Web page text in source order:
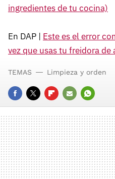
ingredientes de tu cocina)
En DAP | Este es el error
vez que usas tu freidora
FACEBOOK
TWITTERFLIPBOARD
E-
MAIL
TEMAS Limpieza y orden